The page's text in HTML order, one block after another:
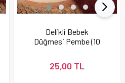
Delikli Bebek
Düğmesi Pembe (10
25,00 TL